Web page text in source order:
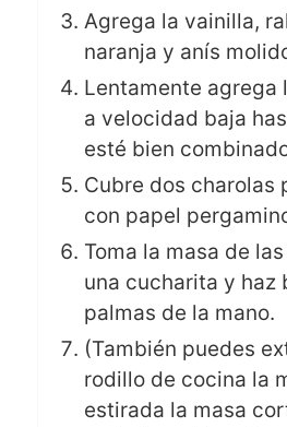
Agrega la vainilla,
naranja y anís
Lentamente agrega
a velocidad baja
esté bien
Cubre dos charolas
con papel
Toma la masa de
una cucharita y haz
palmas de la mano.
(También puedes
rodillo de cocina la
estirada la masa